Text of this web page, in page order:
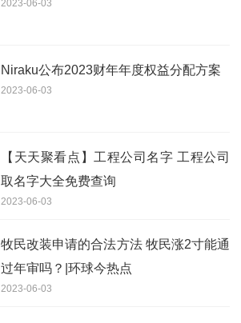
2023-06-03
Niraku公布2023财年年度权益分配方案
2023-06-03
【天天聚看点】工程公司名字 工程公司
取名字大全免费查询
2023-06-03
牧民改装申请的合法方法 牧民涨2寸能通
过年审吗？|环球今热点
2023-06-03